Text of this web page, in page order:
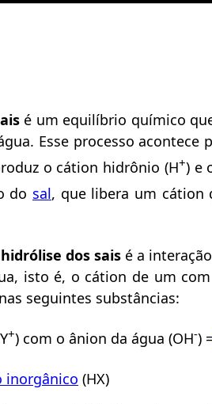
é um equilíbrio químico
Esse processo acontece
o cátion hidrônio (H+) e
do sal, que libera um cátion
hidrólise dos sais é a
isto é, o cátion de um
seguintes substâncias:
+) com o ânion da água (OH-)
inorgânico (HX)